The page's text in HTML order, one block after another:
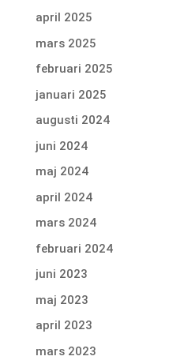
april 2025
mars 2025
februari 2025
januari 2025
augusti 2024
juni 2024
maj 2024
april 2024
mars 2024
februari 2024
juni 2023
maj 2023
april 2023
mars 2023